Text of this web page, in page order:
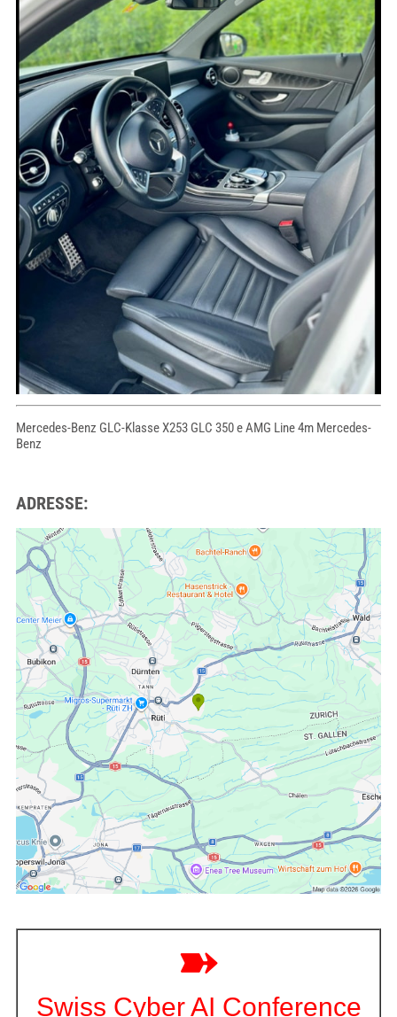
Mercedes-Benz GLC-Klasse X253 GLC 350 e AMG Line 4m Mercedes-
Benz
ADRESSE: